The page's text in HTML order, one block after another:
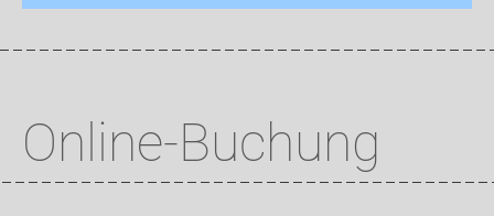
Online-Buchung